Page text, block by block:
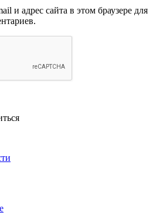
и адрес сайта в этом браузере для